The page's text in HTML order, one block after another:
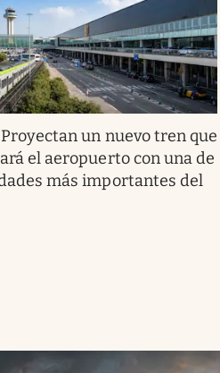
Proyectan un nuevo tren que
el aeropuerto con una de
más importantes del